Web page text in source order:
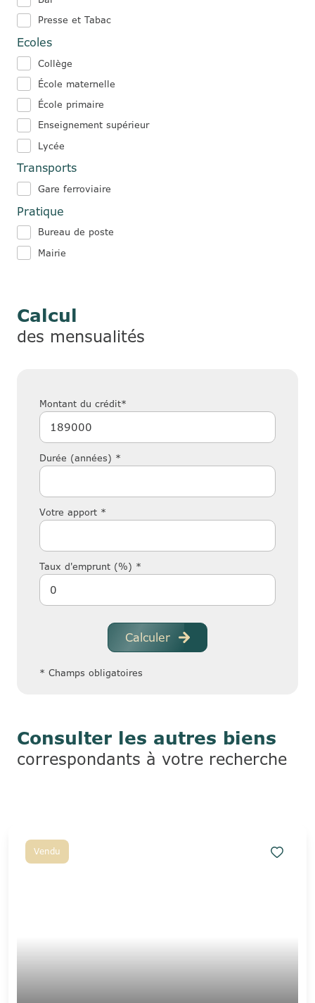
Presse et Tabac
Ecoles
Collège
École maternelle
École primaire
Enseignement supérieur
Lycée
Transports
Gare ferroviaire
Pratique
Bureau de poste
Mairie
Calcul
des mensualités
Montant du crédit*
Durée (années) *
Votre apport *
Taux d'emprunt (%) *
Calculer
* Champs obligatoires
Consulter les autres biens
correspondants à votre recherche
Vendu